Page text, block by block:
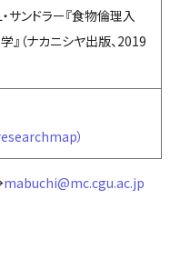
サンドラー『食物倫理入
（ナカニシヤ出版、2019
）
mabuchi@mc.cgu.ac.jp